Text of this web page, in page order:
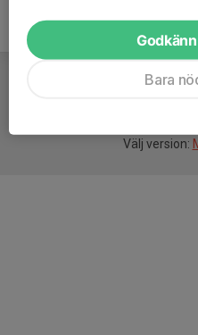
Välj version:
Bara